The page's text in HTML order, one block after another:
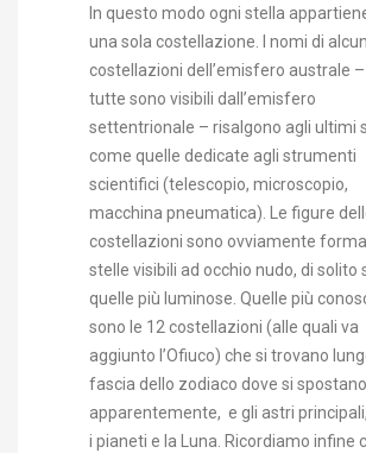
In questo modo ogni stella
una sola costellazione. I nomi di
costellazioni dell’emisfero australe
tutte sono visibili dall’emisfero
settentrionale – risalgono agli ultimi
come quelle dedicate agli strumenti
scientifici (telescopio, microscopio,
macchina pneumatica). Le figure
costellazioni sono ovviamente
stelle visibili ad occhio nudo, di solito
quelle più luminose. Quelle più
sono le 12 costellazioni (alle quali va
aggiunto l’Ofiuco) che si trovano
fascia dello zodiaco dove si
apparentemente, e gli astri
i pianeti e la Luna. Ricordiamo infine